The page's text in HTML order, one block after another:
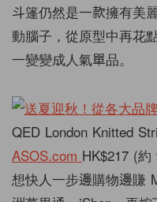
斗篷仍然是一款擁有美
動腦子，從原型中再花
一變變成人氣單品。
QED London Knitted
ASOS.com HK$217 (
想快人一步邊購物邊賺